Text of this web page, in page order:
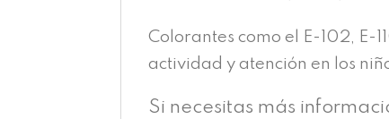
Colorantes como el E-102, E-
actividad y atención en los
Si necesitas más